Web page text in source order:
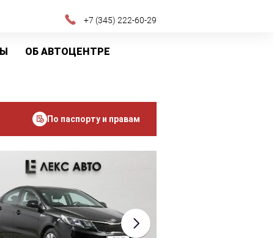
+7 (345) 222-60-29
ОБ АВТОЦЕНТРЕ
По паспорту и правам